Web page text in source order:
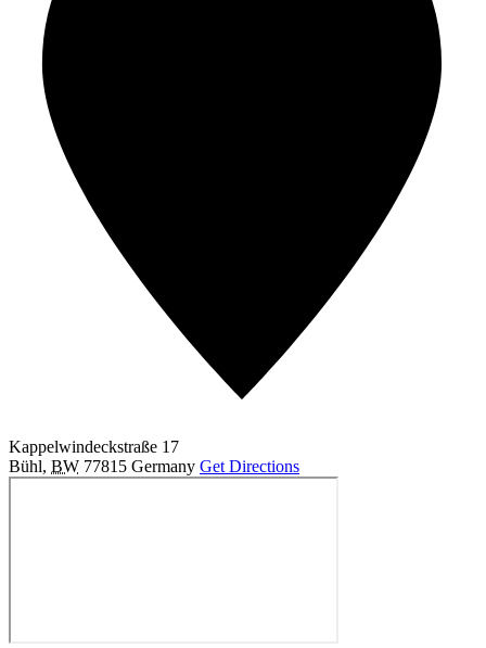
Kappelwindeckstraße 17
Bühl, BW 77815 Germany Get Directions